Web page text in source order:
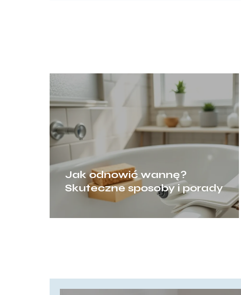
Jak odnowić wannę?
Skuteczne sposoby i porady